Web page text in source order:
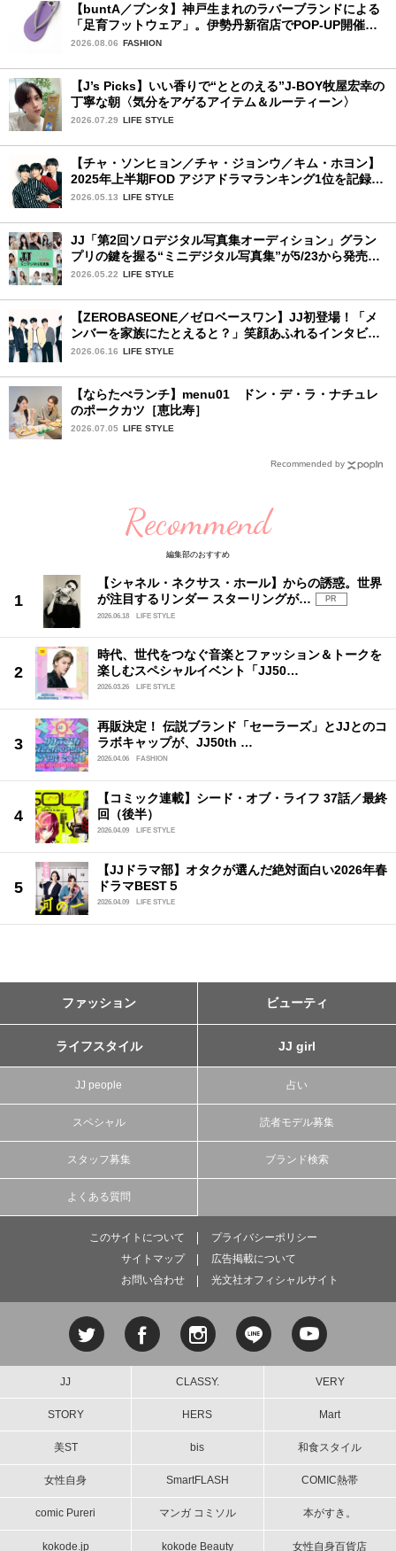
【buntA／ブンタ】神戸生まれのラバーブランドによる
「足育フットウェア」。伊勢丹新宿店でPOP-UP開催
中！
2026.08.06 FASHION
【J’s Picks】いい香りで“ととのえる”J-BOY牧屋宏幸の
丁寧な朝〈気分をアゲるアイテム＆ルーティーン〉
2026.07.29 LIFE STYLE
【チャ・ソンヒョン／チャ・ジョンウ／キム・ホヨン】
2025年上半期FOD アジアドラマランキング1位を記録！
韓国BLドラマ「秘密の間柄」出演の3人に来日記念イン
2026.05.13 LIFE STYLE
JJ「第2回ソロデジタル写真集オーディション」グラン
プリの鍵を握る“ミニデジタル写真集”が5/23から発売！
ファイナリストの個性あふれる18冊
2026.05.22 LIFE STYLE
【ZEROBASEONE／ゼロベースワン】JJ初登場！「メ
ンバーを家族にたとえると？」笑顔あふれるインタビュ
ー♡
2026.06.16 LIFE STYLE
【ならたべランチ】menu01 ドン・デ・ラ・ナチュレ
のポークカツ［恵比寿］
2026.07.05 LIFE STYLE
Recommended by
Recommend
編集部のおすすめ
【シャネル・ネクサス・ホール】からの誘惑。世界
が注目するリンダー スターリングが…
PR
2026.06.18
LIFE STYLE
時代、世代をつなぐ音楽とファッション＆トークを
楽しむスペシャルイベント「JJ50…
2026.03.26 LIFE STYLE
再販決定！ 伝説ブランド「セーラーズ」とJJとのコ
ラボキャップが、JJ50th …
2026.04.06 FASHION
【コミック連載】シード・オブ・ライフ 37話／最終
回（後半）
2026.04.09 LIFE STYLE
【JJドラマ部】オタクが選んだ絶対面白い2026年春
ドラマBEST５
2026.04.09 LIFE STYLE
ファッション ビューティ
ライフスタイル JJ girl
JJ people 占い
スペシャル 読者モデル募集
スタッフ募集 ブランド検索
よくある質問
このサイトについて
プライバシーポリシー
サイトマップ
広告掲載について
お問い合わせ
光文社オフィシャルサイト
JJ CLASSY. VERY
STORY HERS Mart
美ST bis 和食スタイル
女性自身 SmartFLASH COMIC熱帯
comic Pureri マンガ コミソル 本がすき。
kokode.jp kokode Beauty 女性自身百貨店